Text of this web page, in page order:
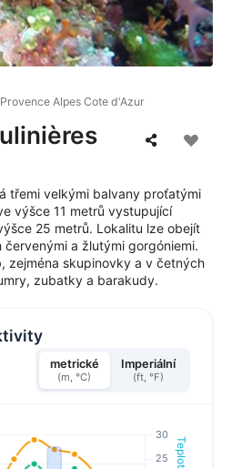
Provence Alpes Cote d'Azur
třemi velkými balvany proťatými
výšce 11 metrů vystupující
25 metrů. Lokalitu lze obejít
a žlutými gorgóniemi.
zejména skupinovky a v četných
zubatky a barakudy.
metrické
(m, °C)
Imperiální
(ft, °F)